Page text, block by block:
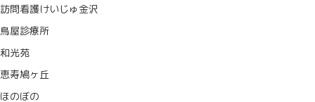
訪問看護けいじゅ金沢
鳥屋診療所
和光苑
恵寿鳩ヶ丘
ほのぼの